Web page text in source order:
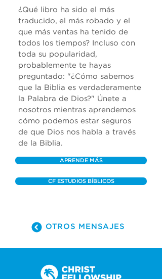
¿Qué libro ha sido el más
traducido, el más robado y el
que más ventas ha tenido de
todos los tiempos? Incluso con
toda su popularidad,
probablemente te hayas
preguntado: "¿Cómo sabemos
que la Biblia es verdaderamente
la Palabra de Dios?" Únete a
nosotros mientras aprendemos
cómo podemos estar seguros
de que Dios nos habla a través
de la Biblia.
APRENDE MÁS
CF ESTUDIOS BÍBLICOS
OTROS MENSAJES